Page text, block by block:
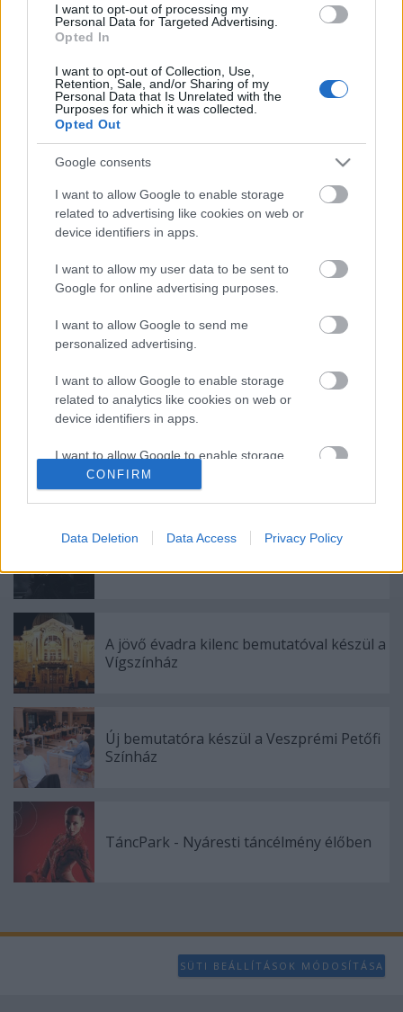
I want to opt-out of processing my
Personal Data for Targeted Advertising.
Opted In
I want to opt-out of Collection, Use,
Retention, Sale, and/or Sharing of my
Personal Data that Is Unrelated with the
Purposes for which it was collected.
Opted Out
Google consents
I want to allow Google to enable storage
related to advertising like cookies on web or
device identifiers in apps.
I want to allow my user data to be sent to
Google for online advertising purposes.
I want to allow Google to send me
personalized advertising.
I want to allow Google to enable storage
related to analytics like cookies on web or
device identifiers in apps.
I want to allow Google to enable storage
related to functionality of the website or app.
related to personalization.
functionality and fraud prevention, and other
user protection.
CONFIRM
Data Deletion Data Access Privacy Policy
A kacagtató, felkavaró és szívmelengető történetet a
magyar közönség a Jane Fonda főszereplésével
készült, azonos című filmből ismerheti, amelynek
másik főszereplője Dolly Parton volt – ő a zenés
változat zeneszerzője is. A nagyszabású musical a
Broadway és a WestEnd hosszú szériái után érkezik
Magyarországra – először december 7-én, a Móricz
Zsigmond Színházba.
(Forrás: Móricz Zsigmond Színház)
Címkék:premier musical Szente Vajk Móricz Zsigmond
Ajánlott bejegyzések:
Különleges találkozások Zsámbékon
A jövő évadra kilenc bemutatóval készül a
Vígszínház
Új bemutatóra készül a Veszprémi Petőfi
Színház
TáncPark - Nyáresti táncélmény élőben
SÜTI BEÁLLÍTÁSOK MÓDOSÍTÁSA